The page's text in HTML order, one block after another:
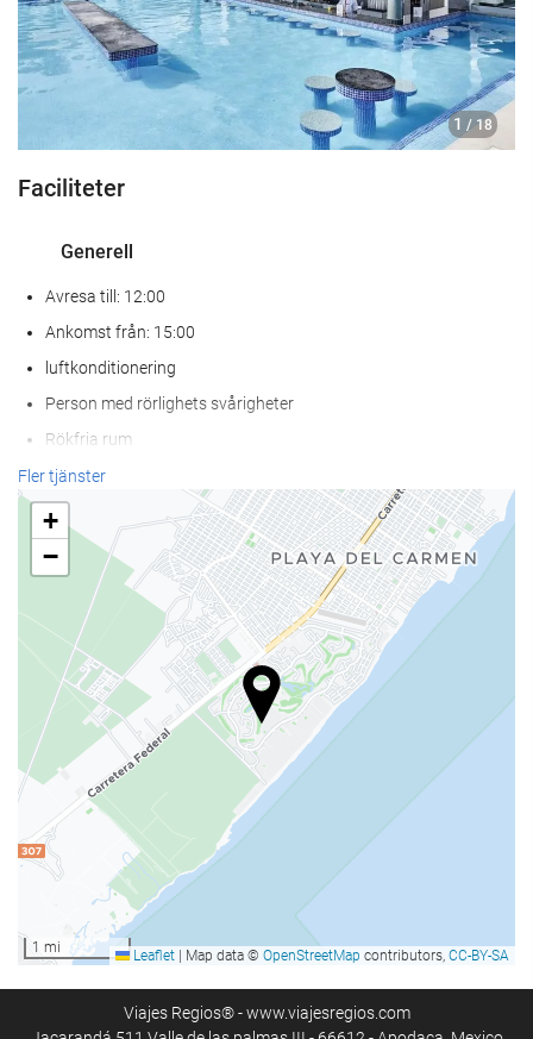
1 / 18
Faciliteter
Generell
Avresa till: 12:00
Ankomst från: 15:00
luftkonditionering
Person med rörlighets svårigheter
Rökfria rum
Rökzon
Husdjur ej tillåtna
Hälsa
Poolbar
Strandstolar eller solsängar
Solparasoll
Spa
Bastu
Massage
Skönhetsbehandlingar
gym
Grupplektioner
Receptionstjänster
Fler tjänster
+
−
1 mi Leaflet | Map data © OpenStreetMap contributors, CC-BY-SA
Viajes Regios® - www.viajesregios.com